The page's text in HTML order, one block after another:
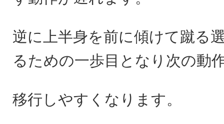
逆に上半身を前に傾けて蹴る
るための一歩目となり次の動
移行しやすくなります。